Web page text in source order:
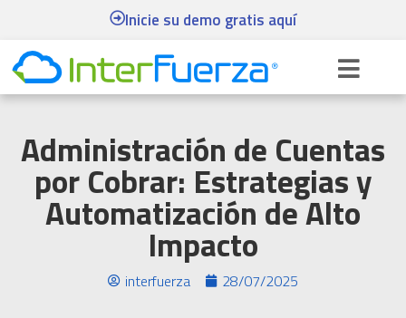
Inicie su demo gratis aquí
Administración de Cuentas
por Cobrar: Estrategias y
Automatización de Alto
Impacto
interfuerza 28/07/2025